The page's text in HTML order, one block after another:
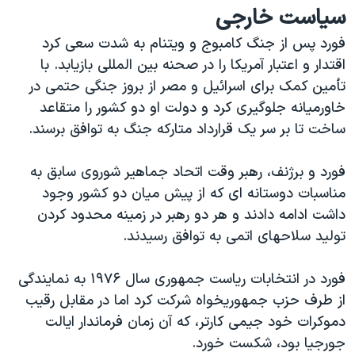
سیاست خارجی
فورد پس از جنگ کامبوج و ويتنام به شدت سعی کرد
اقتدار و اعتبار آمريکا را در صحنه بين المللی بازيابد. با
تأمين کمک برای اسرائيل و مصر از بروز جنگی حتمی در
خاورميانه جلوگيری کرد و دولت او دو کشور را متقاعد
ساخت تا بر سر يک قرارداد متارکه جنگ به توافق برسند.
فورد و برژنف، رهبر وقت اتحاد جماهير شوروی سابق به
مناسبات دوستانه ای که از پيش ميان دو کشور وجود
داشت ادامه دادند و هر دو رهبر در زمینه محدود کردن
توليد سلاحهای اتمی به توافق رسيدند.
فورد در انتخابات رياست جمهوری سال ۱۹۷۶ به نمايندگی
از طرف حزب جمهوريخواه شرکت کرد اما در مقابل رقيب
دموکرات خود جيمی کارتر، که آن زمان فرماندار ايالت
جورجيا بود، شکست خورد.